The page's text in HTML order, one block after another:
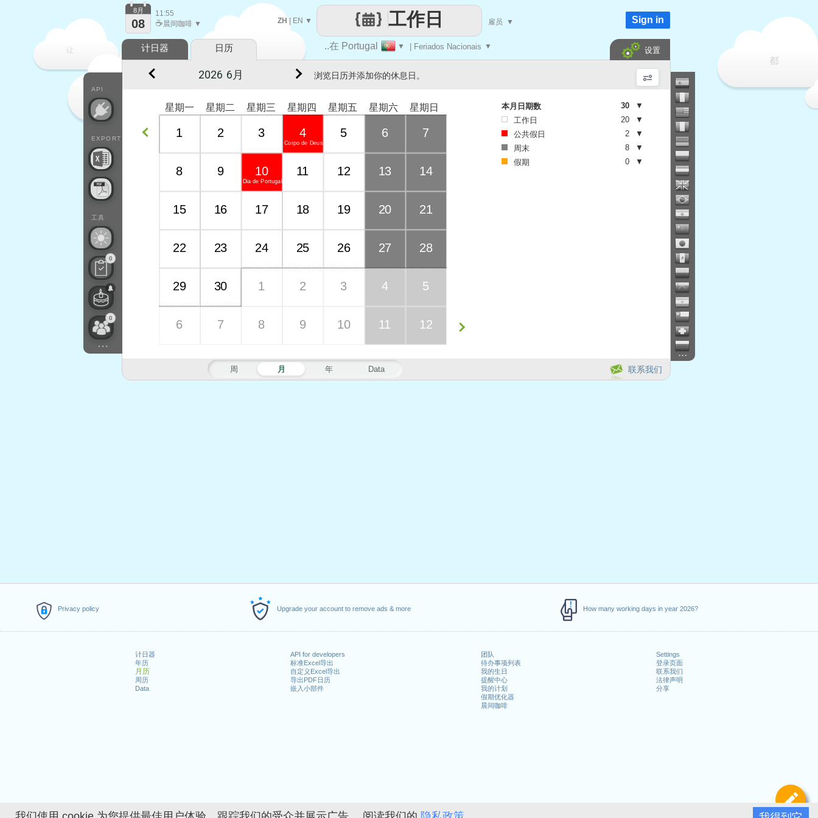
Privacy policy Upgrade your account to remove ads & more How many working days in year 2026?
计日器
年历
月历
周历
Data
API for developers
标准Excel导出
自定义Excel导出
导出PDF日历
嵌入小部件
团队
待办事项列表
我的生日
提醒中心
我的计划
假期优化器
晨间咖啡
Settings
登录页面
联系我们
法律声明
分享
定
让
都
..在 Portugal ▼ | Feriados Nacionais ▼
工作日
ZH | EN ▼ 雇员 ▼
API
EXPORT
工具
0
0
...
8月
08
11:55
☕晨间咖啡 ▼ Sign in
计日器 日历 设置
...
联系我们
浏览日历并添加你的休息日。
周 月 年 Data
星期一 星期二 星期三 星期四 星期五 星期六 星期日
1 2 3
Corpo de Deus
4 5 6 7
8 9
Dia de Portugal
10 11 12 13 14
15 16 17 18 19 20 21
22 23 24 25 26 27 28
29 30 1 2 3 4 5
6 7 8 9 10 11 12
本月日期数 30
▼
工作日
20
▼
公共假日
2
▼
周末
8
▼
假期
0 ▼